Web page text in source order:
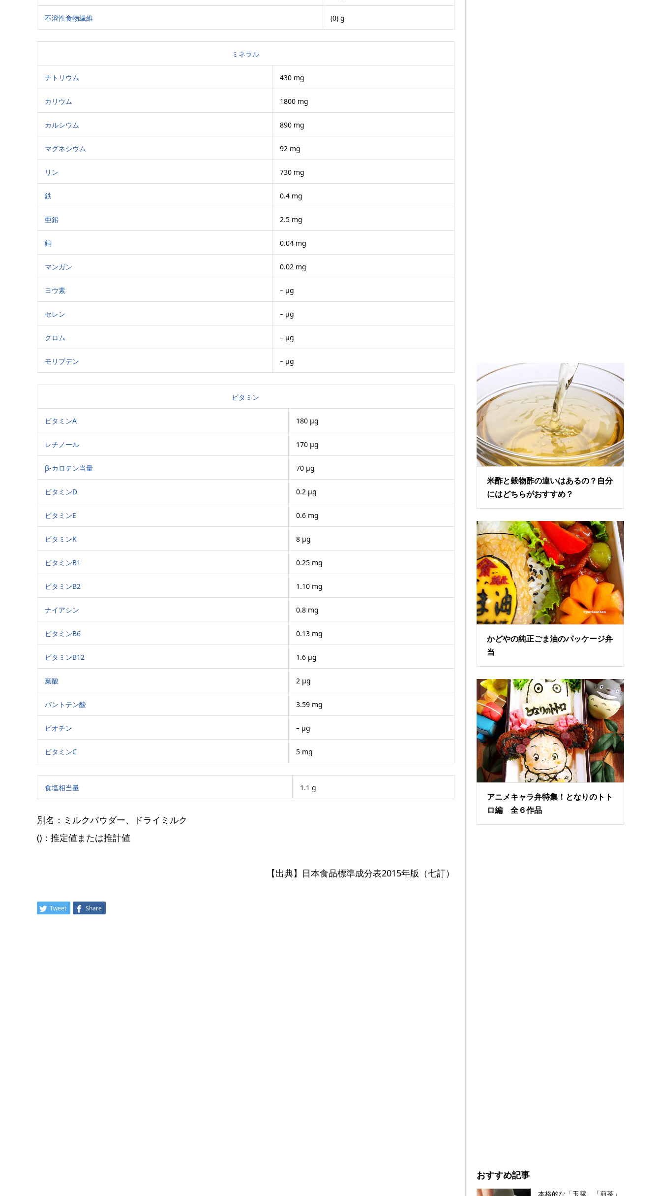
不溶性食物繊維 (0) g
ミネラル
ナトリウム 430 mg
カリウム 1800 mg
カルシウム 890 mg
マグネシウム 92 mg
リン 730 mg
鉄 0.4 mg
亜鉛 2.5 mg
銅 0.04 mg
マンガン 0.02 mg
ヨウ素 – μg
セレン – μg
クロム – μg
モリブデン – μg
ビタミン
ビタミンA 180 μg
レチノール 170 μg
β-カロテン当量 70 μg
ビタミンD 0.2 μg
ビタミンE 0.6 mg
ビタミンK 8 μg
ビタミンB1 0.25 mg
ビタミンB2 1.10 mg
ナイアシン 0.8 mg
ビタミンB6 0.13 mg
ビタミンB12 1.6 μg
葉酸 2 μg
パントテン酸 3.59 mg
ビオチン – μg
ビタミンC 5 mg
食塩相当量 1.1 g
別名：ミルクパウダー、ドライミルク
()：推定値または推計値
【出典】日本食品標準成分表2015年版（七訂）
Tweet Share
米酢と穀物酢の違いはあるの？自分
にはどちらがおすすめ？
かどやの純正ごま油のパッケージ弁
当
アニメキャラ弁特集！となりのトト
ロ編 全６作品
おすすめ記事
本格的な「玉露」「煎茶」